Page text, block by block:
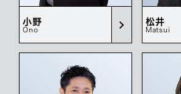
小野
Ono
松井
Matsui